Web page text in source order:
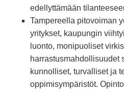
edellyttämään
Tampereella pitovoiman
yritykset, kaupungin
luonto, monipuoliset
harrastusmahdollisuudet
kunnolliset, turvalliset ja
oppimisympäristöt.